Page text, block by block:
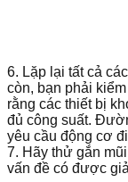
6. Lặp lại tất cả
còn, bạn phải
rằng các thiết bị
đủ công suất.
yêu cầu động cơ
7. Hãy thử gắn
vấn đề có được